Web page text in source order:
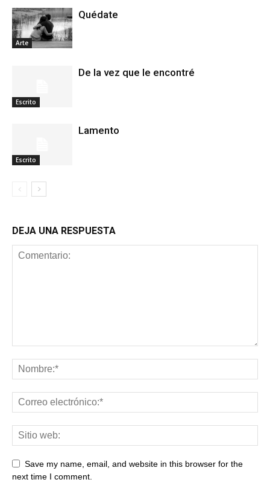
Arte
Quédate
Escrito
De la vez que le encontré
Escrito
Lamento
DEJA UNA RESPUESTA
Save my name, email, and website in this browser for the
next time I comment.